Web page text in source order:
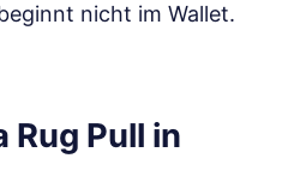
nicht im Wallet.
Rug Pull in